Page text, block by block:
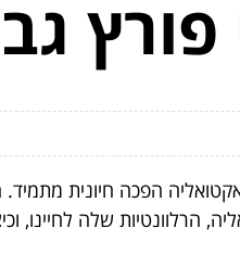
הפכה חיונית
שלה לחיינו,